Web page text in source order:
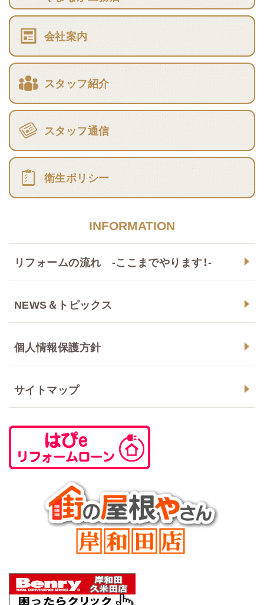
会社案内
スタッフ紹介
スタッフ通信
衛生ポリシー
INFORMATION
リフォームの流れ -ここまでやります！-
NEWS＆トピックス
個人情報保護方針
サイトマップ